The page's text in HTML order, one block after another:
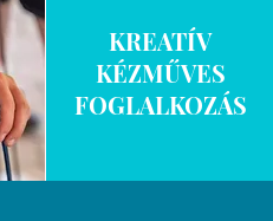
KREATÍV
KÉZMŰVES
FOGLALKOZÁS